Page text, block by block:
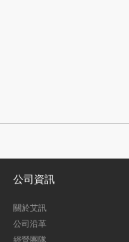
公司資訊
關於艾訊
公司沿革
經營團隊